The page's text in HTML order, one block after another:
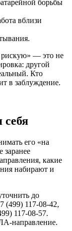
борьбы
вблизи
рискую» — это не
другой
Кто
в заблуждение.
себя
его «на
заранее
какие
набирают и
до
(499) 117-08-42,
117-08-57.
направление.